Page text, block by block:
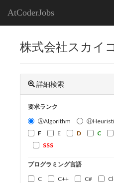
AtCoderJobs
株式会社スカイ
詳細検索
要求ランク
ⒶAlgorithm
F
E D C
SSS
プログラミング言語
C
C++ C#